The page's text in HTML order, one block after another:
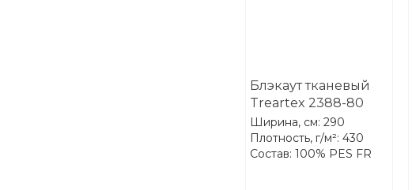
Блэкаут тканевый
Treartex 2388-80
Ширина, см: 290
Плотность, г/м²: 430
Состав: 100% PES FR